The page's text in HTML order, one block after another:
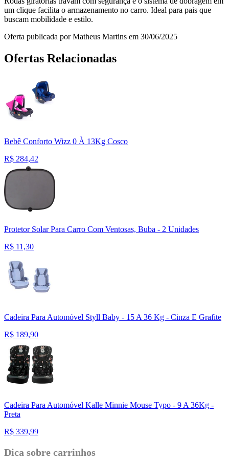
um clique facilita o armazenamento no carro. Ideal para pais que
buscam mobilidade e estilo.
Oferta publicada por Matheus Martins em 30/06/2025
Ofertas Relacionadas
Bebê Conforto Wizz 0 À 13Kg Cosco
R$ 284,42
Protetor Solar Para Carro Com Ventosas, Buba - 2 Unidades
R$ 11,30
Cadeira Para Automóvel Styll Baby - 15 A 36 Kg - Cinza E Grafite
R$ 189,90
Cadeira Para Automóvel Kalle Minnie Mouse Typo - 9 A 36Kg -
Preta
R$ 339,99
Dica sobre carrinhos